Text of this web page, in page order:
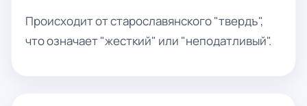
Происходит от старославянского "твердъ",
что означает "жесткий" или "неподатливый".